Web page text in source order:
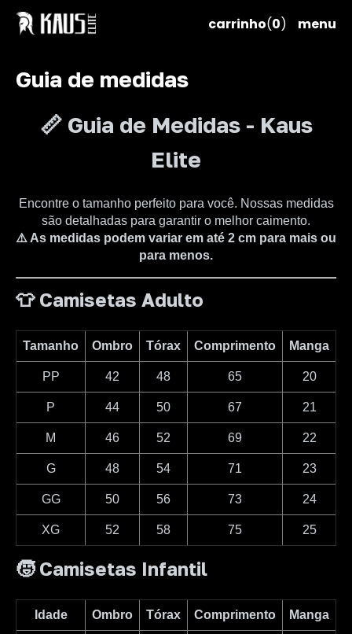
menu
carrinho(0)
Guia de medidas
📏 Guia de Medidas - Kaus
Elite
Encontre o tamanho perfeito para você. Nossas medidas
são detalhadas para garantir o melhor caimento.
⚠️ As medidas podem variar em até 2 cm para mais ou
para menos.
👕 Camisetas Adulto
Tamanho Ombro Tórax Comprimento Manga
PP 42 48 65 20
P 44 50 67 21
M 46 52 69 22
G 48 54 71 23
GG 50 56 73 24
XG 52 58 75 25
🧒 Camisetas Infantil
Idade Ombro Tórax Comprimento Manga